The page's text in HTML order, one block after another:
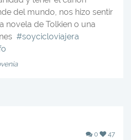
del mundo, nos hizo sentir
novela de Tolkien o una
#soycicloviajera
0 47